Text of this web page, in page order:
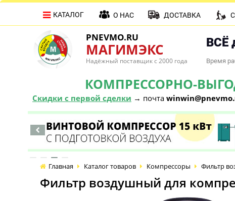
PNEVMO.RU
МАГИМЭКС
Надёжный поставщик с 2000 года
ВСЁ
Время
КОМПРЕССОРНО-
Скидки с первой сделки → почта
КАТАЛОГ О НАС ДОСТАВКА
Главная Каталог товаров Компрессоры Фильтр
Фильтр воздушный для